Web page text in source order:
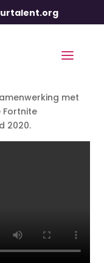
met
Fortnite
2020.